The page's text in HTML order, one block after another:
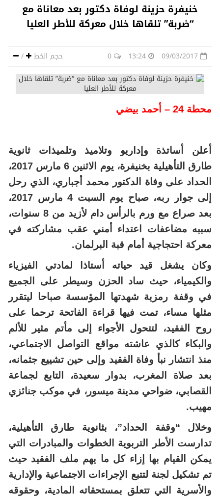
خنيفرة حزينة لوفاة دكتور بعد معاناة مع
“ضربة” تلقاها خلال معركة للأطر العليا
حجم الخط / 09/03/2017
13:24
0
محطة 24 – أحمد بيضي
أعلن أساتذة وإداريو وتلاميذ وتلميذات ثانوية
طارق التأهيلية بخنيفرة، يوم الاثنين 6 مارس 2017،
الحداد على وفاة الدكتور محمد أجباري، الذي رحل
إلى جوار ربه، صباح يوم السبت 4 مارس 2017،
بعد صراع مع ورم بالرأس دام لأزيد من 8 سنوات،
سببه مضاعفات اعتداء أمني عقب مشاركته في
معركة احتجاجية أمام قبة البرلمان.
وكان يشغل قيد حياته أستاذا لمادتي الفيزياء
والكيمياء، حيث ساد الحزن وسيطر على الجميع
في وقفة رمزية شهدتها المؤسسة صباحا ليتقرر
مثلها مساء، تمت فيها قراءة الفاتحة ترحما على
روح الفقيد، لتتحول الأجواء إلى مأتم مثير للألم
والبكاء كالذي عاشته مواقع التواصل الاجتماعي،
منذ انتشار نبأ وفاة الفقيد وإلى حين تشييع جثمانه،
بعد صلاة المغرب، بدوار سعيدة، التابع لجماعة
القصابي، ضواحي مدينة ميسور، في موكب جنائزي
مهيب.
وخلال “وقفة الحداد”، بثانوية طارق التأهيلية،
تدارست الأطر التربوية الخطوات والمبادرات التي
يمكن القيام بها إزاء كل ما يهم ملف الفقيد حيث
تم تشكيل لجنة لتتبع الإجراءات الاجتماعية والإدارية
والأسرية التي تتعلق بمستحقاته المادية، وحقوقه